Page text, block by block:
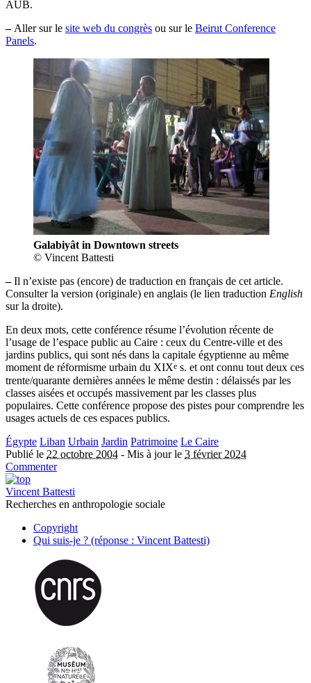
AUB.
–Aller sur le site web du congrès ou sur le Beirut Conference
Panels.
Galabiyât in Downtown streets
© Vincent Battesti
–Il n’existe pas (encore) de traduction en français de cet article.
Consulter la version (originale) en anglais (le lien traduction English
sur la droite).
En deux mots, cette conférence résume l’évolution récente de
l’usage de l’espace public au Caire : ceux du Centre-ville et des
jardins publics, qui sont nés dans la capitale égyptienne au même
moment de réformisme urbain du XIXe s. et ont connu tout deux ces
trente/quarante dernières années le même destin : délaissés par les
classes aisées et occupés massivement par les classes plus
populaires. Cette conférence propose des pistes pour comprendre les
usages actuels de ces espaces publics.
Égypte Liban Urbain Jardin Patrimoine Le Caire
Publié le 22 octobre 2004 - Mis à jour le 3 février 2024
Commenter
Vincent Battesti
Recherches en anthropologie sociale
Copyright
Qui suis-je ? (réponse : Vincent Battesti)